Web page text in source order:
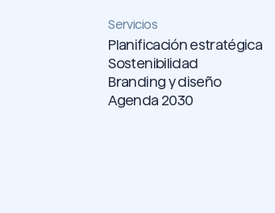
Servicios
Planificación estratégica
Sostenibilidad
Branding y diseño
Agenda 2030